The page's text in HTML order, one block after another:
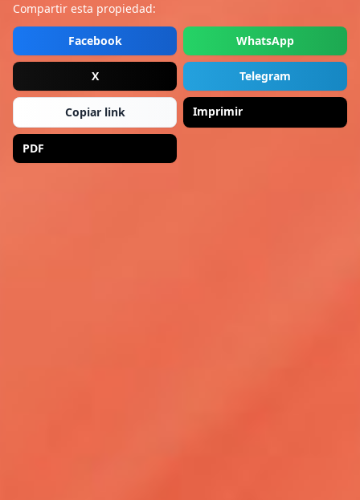
Compartir esta propiedad:
Facebook WhatsApp
X Telegram
Copiar link Imprimir
PDF